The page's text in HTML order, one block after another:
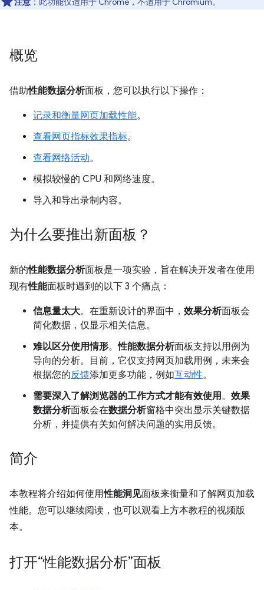
概览
借助性能数据分析面板，您可以执行以下操作：
记录和衡量网页加载性能。
查看网页指标效果指标。
查看网络活动。
模拟较慢的 CPU 和网络速度。
导入和导出录制内容。
为什么要推出新面板？
新的性能数据分析面板是一项实验，旨在解决开发者在使用
现有性能面板时遇到的以下 3 个痛点：
信息量太大。在重新设计的界面中， 效果分析面板会
简化数据，仅显示相关信息。
难以区分使用情形。性能数据分析面板支持以用例为
导向的分析。目前，它仅支持网页加载用例，未来会
根据您的反馈添加更多功能，例如互动性。
需要深入了解浏览器的工作方式才能有效使用。 效果
数据分析面板会在数据分析窗格中突出显示关键数据
分析，并提供有关如何解决问题的实用反馈。
简介
本教程将介绍如何使用性能洞见面板来衡量和了解网页加载
性能。您可以继续阅读，也可以观看上方本教程的视频版
本。
打开“性能数据分析”面板